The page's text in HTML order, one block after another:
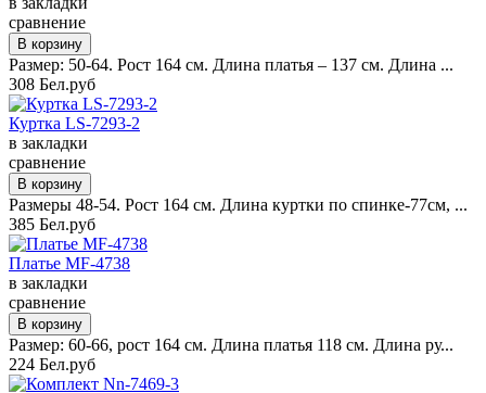
сравнение
Размер: 50-64. Рост 164 см. Длина платья – 137 см. Длина ...
308 Бел.руб
Куртка LS-7293-2
в закладки
сравнение
Размеры 48-54. Рост 164 см. Длина куртки по спинке-77см, ...
385 Бел.руб
Платье MF-4738
в закладки
сравнение
Размер: 60-66, рост 164 см. Длина платья 118 см. Длина ру...
224 Бел.руб